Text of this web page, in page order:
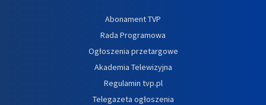
Abonament TVP
Rada Programowa
Ogłoszenia przetargowe
Akademia Telewizyjna
Regulamin tvp.pl
Telegazeta ogłoszenia